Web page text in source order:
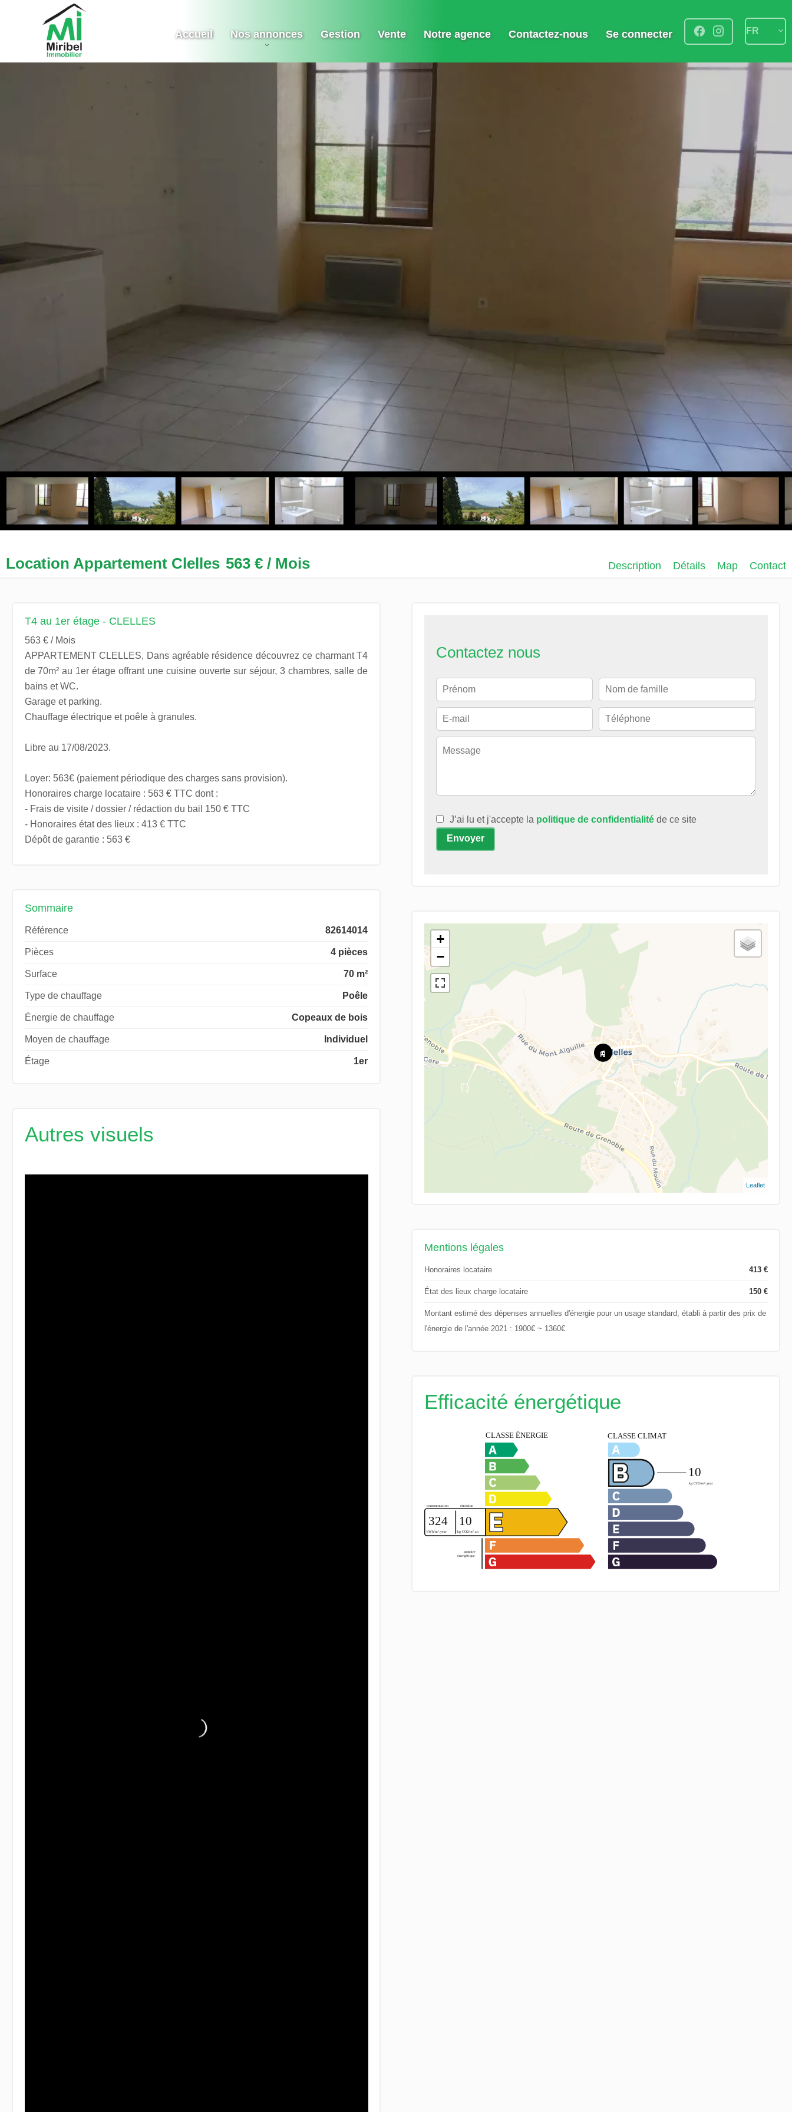
Accueil Nos annonces Gestion Vente Notre agence Contactez-nous Se connecter FR
Location Appartement Clelles 563 € / Mois Description Détails Map Contact
T4 au 1er étage - CLELLES
563 € / Mois
APPARTEMENT CLELLES, Dans agréable résidence découvrez ce charmant T4
de 70m² au 1er étage offrant une cuisine ouverte sur séjour, 3 chambres, salle de
bains et WC.
Garage et parking.
Chauffage électrique et poêle à granules.
Libre au 17/08/2023.
Loyer: 563€ (paiement périodique des charges sans provision).
Honoraires charge locataire : 563 € TTC dont :
- Frais de visite / dossier / rédaction du bail 150 € TTC
- Honoraires état des lieux : 413 € TTC
Dépôt de garantie : 563 €
Sommaire
Référence 82614014
Pièces 4 pièces
Surface 70 m²
Type de chauffage Poêle
Énergie de chauffage Copeaux de bois
Moyen de chauffage Individuel
Étage 1er
Autres visuels
Contactez nous
J’ai lu et j'accepte la politique de confidentialitéde ce site
Envoyer
+
−
Leaflet
Mentions légales
Honoraires locataire 413 €
État des lieux charge locataire 150 €
Montant estimé des dépenses annuelles d'énergie pour un usage standard, établi à partir des prix de
l'énergie de l'année 2021 : 1900€ ~ 1360€
Efficacité énergétique